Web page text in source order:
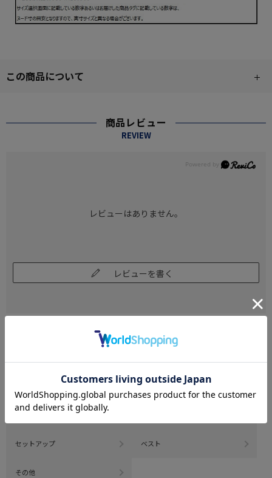
この商品について
商品レビュー
REVIEW
レビューはありません。
レビューを書く
CATEGORY
2つボタン ジャケット
3つボタン ジャケット
セットアップ ベスト
その他